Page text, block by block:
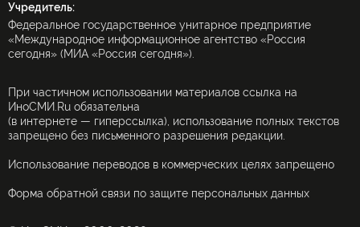
Учредитель:
Федеральное государственное унитарное предприятие
«Международное информационное агентство «Россия
сегодня» (МИА «Россия сегодня»).
При частичном использовании материалов ссылка на
ИноСМИ.Ru обязательна
(в интернете — гиперссылка), использование полных текстов
запрещено без письменного разрешения редакции.
Использование переводов в коммерческих целях запрещено
Форма обратной связи по защите персональных данных